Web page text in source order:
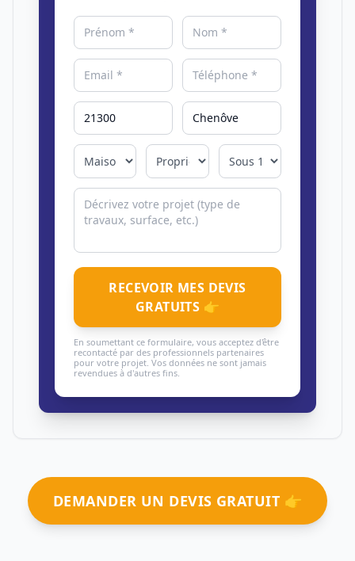
RECEVOIR MES DEVIS
GRATUITS 👉
En soumettant ce formulaire, vous acceptez d'être
recontacté par des professionnels partenaires
pour votre projet. Vos données ne sont jamais
revendues à d'autres fins.
DEMANDER UN DEVIS GRATUIT 👉